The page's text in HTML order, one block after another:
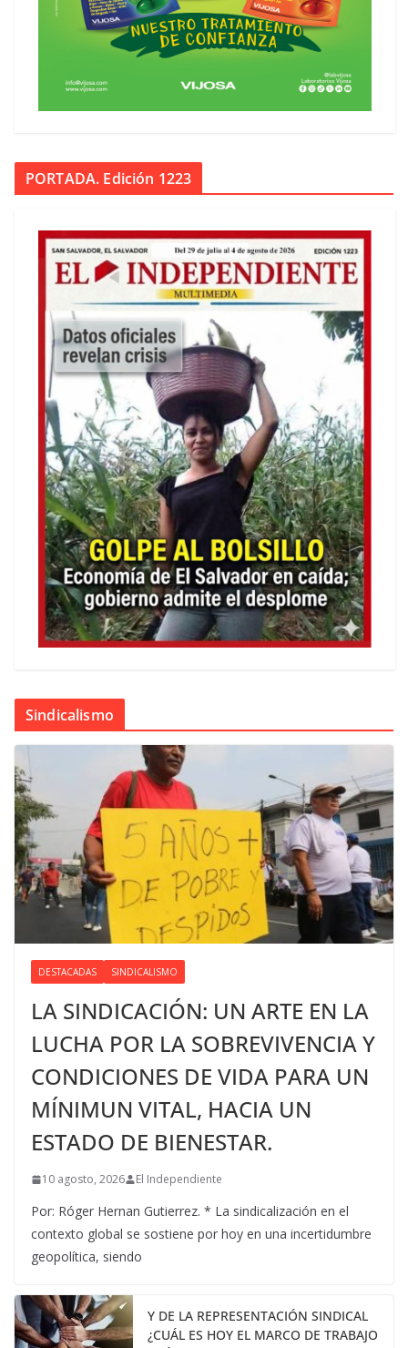
PORTADA. Edición 1223
Sindicalismo
DESTACADAS SINDICALISMO
LA SINDICACIÓN: UN ARTE EN LA
LUCHA POR LA SOBREVIVENCIA Y
CONDICIONES DE VIDA PARA UN
MÍNIMUN VITAL, HACIA UN
ESTADO DE BIENESTAR.
10 agosto, 2026 El Independiente
Por: Róger Hernan Gutierrez. * La sindicalización en el
contexto global se sostiene por hoy en una incertidumbre
geopolítica, siendo
Y DE LA REPRESENTACIÓN SINDICAL
¿CUÁL ES HOY EL MARCO DE TRABAJO